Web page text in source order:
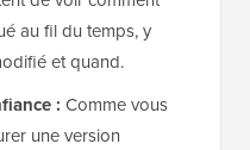
au fil du temps, y
et quand.
: Comme vous
une version